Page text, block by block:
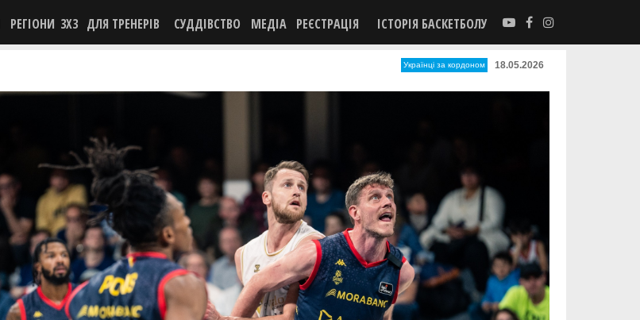
РЕГІОНИ 3X3 ДЛЯ ТРЕНЕРІВ СУДДІВСТВО МЕДІА РЕЄСТРАЦІЯ ІСТОРІЯ БАСКЕТБОЛУ
Українці за кордоном 18.05.2026